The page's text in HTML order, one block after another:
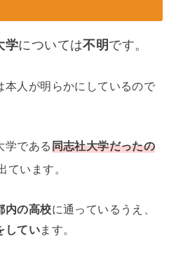
学については不明 です。
本人が明らかにしているので
学である同志社大学だったの
ています。
内の高校に通っているうえ、
しています。